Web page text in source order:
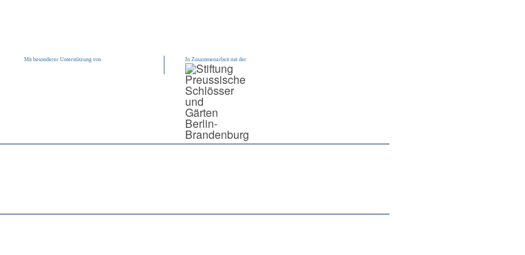
Mit besonderer Unterstützung von In Zusammenarbeit mit der